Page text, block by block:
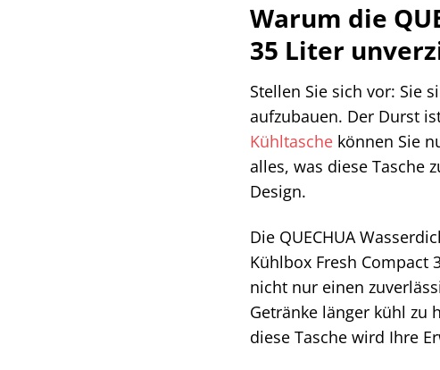
Warum die
35 Liter
Stellen Sie sich vor: Sie
aufzubauen. Der Durst
Kühltasche können Sie
alles, was diese Tasche
Design.
Die QUECHUA
Kühlbox Fresh Compact
nicht nur einen
Getränke länger kühl zu
diese Tasche wird Ihre